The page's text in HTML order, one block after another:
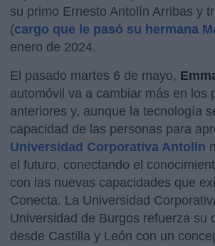
su primo Ernesto Antolín Arribas y
(cargo que le pasó su hermana
enero de 2024.
El pasado martes 6 de mayo,
automóvil va a cambiar más en los
anteriores y, aunque la tecnología
capacidad de las personas para
Universidad Corporativa Antolin
el futuro, conectando el
con las nuevas capacidades que
Conecta. La Universidad
Universidad de Burgos refuerza su
desde Castilla y León con un